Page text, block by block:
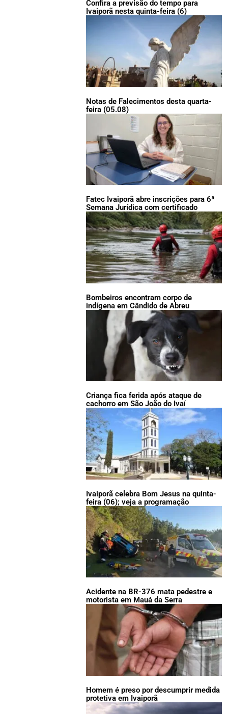
Confira a previsão do tempo para
Ivaiporã nesta quinta-feira (6)
Notas de Falecimentos desta quarta-
feira (05.08)
Fatec Ivaiporã abre inscrições para 6ª
Semana Jurídica com certificado
Bombeiros encontram corpo de
indígena em Cândido de Abreu
Criança fica ferida após ataque de
cachorro em São João do Ivaí
Ivaiporã celebra Bom Jesus na quinta-
feira (06); veja a programação
Acidente na BR-376 mata pedestre e
motorista em Mauá da Serra
Homem é preso por descumprir medida
protetiva em Ivaiporã